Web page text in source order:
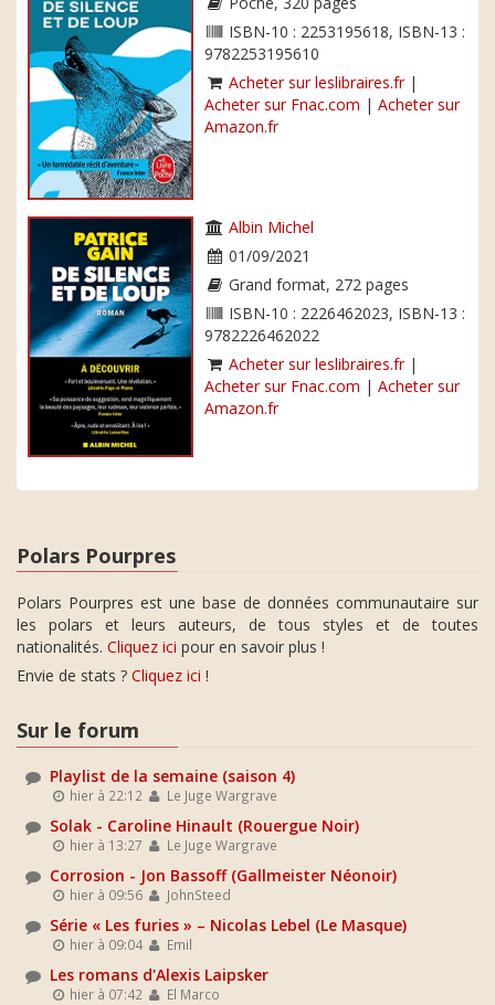
ISBN-10 : 2253195618, ISBN-13 :
9782253195610
Acheter sur leslibraires.fr|
Acheter sur Fnac.com | Acheter sur
Amazon.fr
Albin Michel
01/09/2021
Grand format, 272 pages
ISBN-10 : 2226462023, ISBN-13 :
9782226462022
Acheter sur leslibraires.fr|
Acheter sur Fnac.com | Acheter sur
Amazon.fr
Polars Pourpres
Polars Pourpres est une base de données communautaire sur
les polars et leurs auteurs, de tous styles et de toutes
nationalités. Cliquez ici pour en savoir plus !
Envie de stats ? Cliquez ici !
Sur le forum
Playlist de la semaine (saison 4)
hier à 22:12 Le Juge Wargrave
Solak - Caroline Hinault (Rouergue Noir)
hier à 13:27 Le Juge Wargrave
Corrosion - Jon Bassoff (Gallmeister Néonoir)
hier à 09:56 JohnSteed
Série « Les furies » – Nicolas Lebel (Le Masque)
hier à 09:04 Emil
Les romans d'Alexis Laipsker
hier à 07:42 El Marco